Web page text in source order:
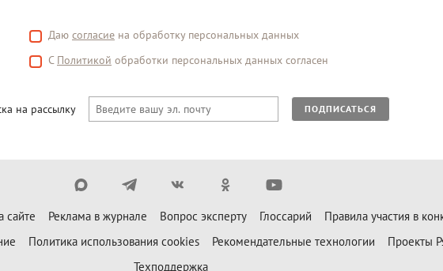
Даю согласие на обработку персональных данных
С Политикой обработки персональных данных согласен
на рассылку ПОДПИСАТЬСЯ
сайте Реклама в журнале Вопрос эксперту Глоссарий
Правила участия в
Политика использования cookies Рекомендательные технологии
Проекты
Техподдержка